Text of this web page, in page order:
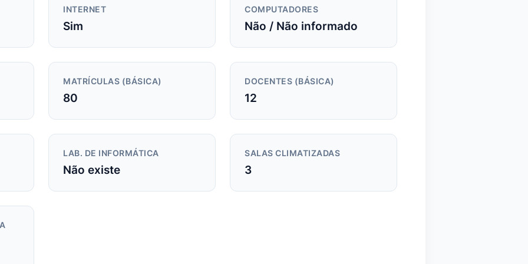
INTERNET
Sim
COMPUTADORES
Não / Não informado
MATRÍCULAS (BÁSICA)
80
DOCENTES (BÁSICA)
12
LAB. DE INFORMÁTICA
Não existe
SALAS CLIMATIZADAS
3